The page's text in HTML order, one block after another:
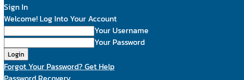
Sign In
Welcome! Log Into Your Account
Your Username
Your Password
Forgot Your Password? Get Help